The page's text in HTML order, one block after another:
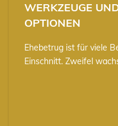
WERKZEUGE
OPTIONEN
Ehebetrug ist für viele
Einschnitt. Zweifel